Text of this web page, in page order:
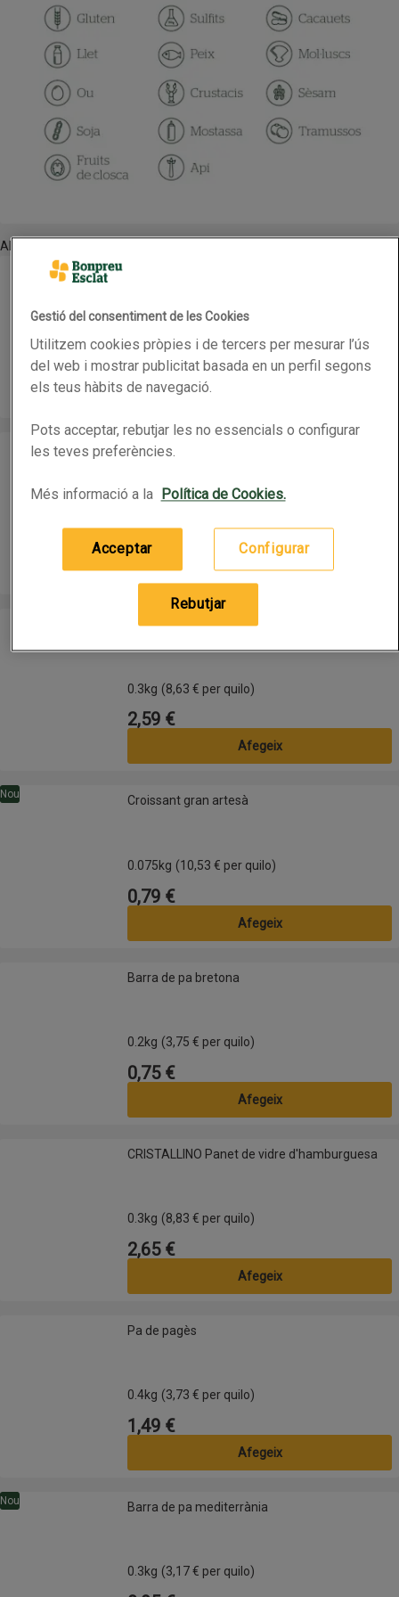
Altres
Barra de pa d'espiga
Preu
0,99 €
Baguet enfarinada Baguet enfarinada
Preu
0,59 €
Afegeix
CRISTALLINO Pa de vidre
0.3kg (8,63 € per quilo)
Preu
2,59 €
Afegeix
Nou
Croissant gran artesà Croissant gran artesà
0.075kg (10,53 € per quilo)
Preu
0,79 €
Afegeix
Barra de pa bretona
0.2kg (3,75 € per quilo)
Preu
0,75 €
Afegeix
CRISTALLINO Panet de vidre d'hamburguesaCRISTALLINO Panet de vidre d'hamburguesa
0.3kg (8,83 € per quilo)
Preu
2,65 €
Afegeix
Pa de pagès
0.4kg (3,73 € per quilo)
Preu
1,49 €
Afegeix
Nou
Barra de pa mediterràniaBarra de pa mediterrània
0.3kg (3,17 € per quilo)
Gestió del consentiment de les Cookies
Utilitzem cookies pròpies i de tercers per mesurar l’ús
del web i mostrar publicitat basada en un perfil segons
els teus hàbits de navegació.
Pots acceptar, rebutjar les no essencials o configurar
les teves preferències.
Més informació a la Política de Cookies.
Configurar
Rebutjar
Acceptar